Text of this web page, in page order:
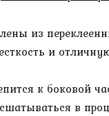
из
и
к боковой
в